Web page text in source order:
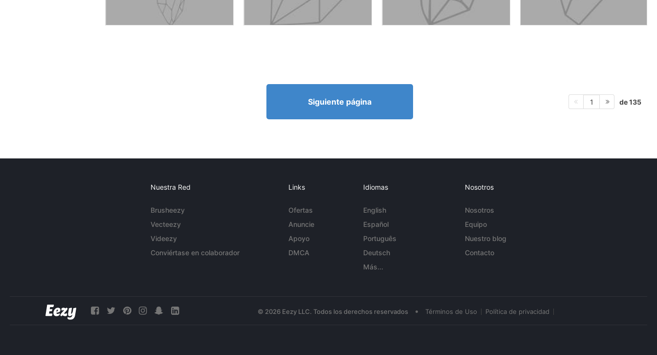
Siguiente página 1 de 135
Nuestra Red
Brusheezy
Vecteezy
Videezy
Conviértase en colaborador
Links
Ofertas
Anuncie
Apoyo
DMCA
Idiomas
English
Español
Português
Deutsch
Más...
Nosotros
Nosotros
Equipo
Nuestro blog
Contacto
© 2026 Eezy LLC. Todos los derechos reservados • Términos de Uso Política de privacidad